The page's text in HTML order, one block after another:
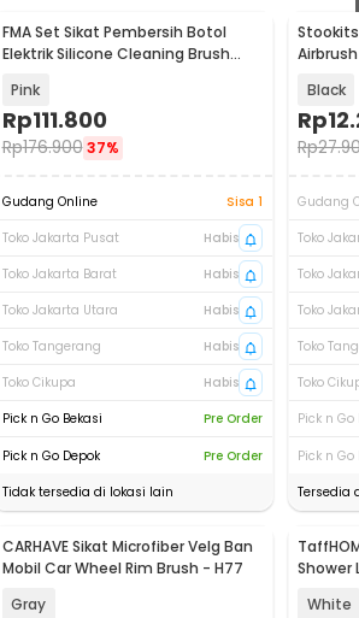
FMA Set Sikat Pembersih Botol
Elektrik Silicone Cleaning Brush
Pink
Rp111.800
Rp176.900 37%
Gudang Online
Sisa 1
Toko Jakarta Pusat
Habis
Toko Jakarta Barat
Habis
Toko Jakarta Utara
Habis
Toko Tangerang
Habis
Toko Cikupa
Habis
Pick n Go Bekasi
Pre Order
Pick n Go Depok
Pre Order
Tidak tersedia di lokasi lain
Black
Rp
Rp
Gudang
Toko
Toko
Toko
Toko
Toko
Pick n Go
Pick n Go
Tersedia
CARHAVE Sikat Microfiber Velg Ban
Mobil Car Wheel Rim Brush - H77
Gray
Shower
White